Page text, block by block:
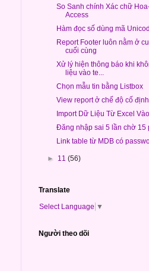
So Sanh chính Xác chữ
Access
Hàm đọc số dùng mã
Report Footer luôn nằm ở
cuối cùng
Xử lý hiện thông báo khi
liệu vào te...
Chọn mẫu tin bằng Listbox
View report ở chế độ cố định
Import Dữ Liệu Từ Excel
Đăng nhập sai 5 lần chờ 15
Link table từ MDB có
► 11(56)
Translate
Select Language ▼
Người theo dõi